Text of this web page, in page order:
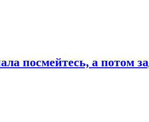
посмейтесь, а потом